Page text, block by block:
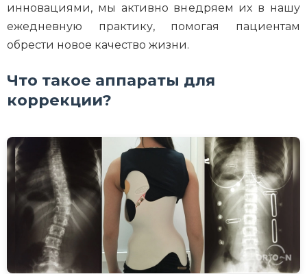
инновациями, мы активно внедряем их в нашу
ежедневную практику, помогая пациентам
обрести новое качество жизни.
Что такое аппараты для
коррекции?